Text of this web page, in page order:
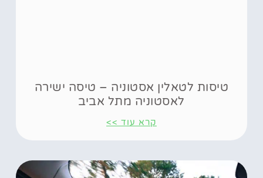
טיסות לטאלין אסטוניה – טיסה ישירה
לאסטוניה מתל אביב
קרא עוד >>